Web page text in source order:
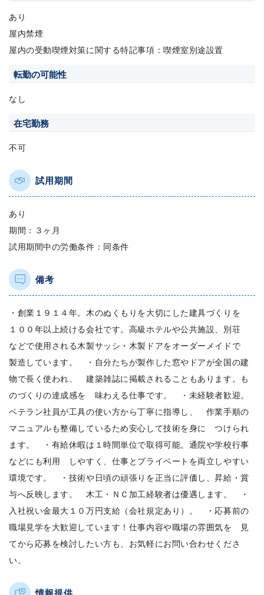
あり
屋内禁煙
屋内の受動喫煙対策に関する特記事項：喫煙室別途設置
転勤の可能性
なし
在宅勤務
不可
試用期間
あり
期間：３ヶ月
試用期間中の労働条件：同条件
備考
・創業１９１４年。木のぬくもりを大切にした建具づくりを
１００年以上続ける会社です。高級ホテルや公共施設、別荘
などで使用される木製サッシ・木製ドアをオーダーメイドで
製造しています。 ・自分たちが製作した窓やドアが全国の建
物で長く使われ、 建築雑誌に掲載されることもあります。も
のづくりの達成感を 味わえる仕事です。 ・未経験者歓迎。
ベテラン社員が工具の使い方から丁寧に指導し、 作業手順の
マニュアルも整備しているため安心して技術を身に つけられ
ます。 ・有給休暇は１時間単位で取得可能。通院や学校行事
などにも利用 しやすく、仕事とプライベートを両立しやすい
環境です。 ・技術や日頃の頑張りを正当に評価し、昇給・賞
与へ反映します。 木工・ＮＣ加工経験者は優遇します。 ・
入社祝い金最大１０万円支給（会社規定あり）。 ・応募前の
職場見学を大歓迎しています！仕事内容や職場の雰囲気を 見
てから応募を検討したい方も、お気軽にお問い合わせくださ
い。